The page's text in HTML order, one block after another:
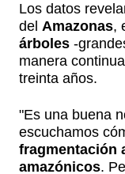
Los datos
del Amazonas,
árboles -
manera
treinta años.
"Es una buena
escuchamos
fragmentación
amazónicos.